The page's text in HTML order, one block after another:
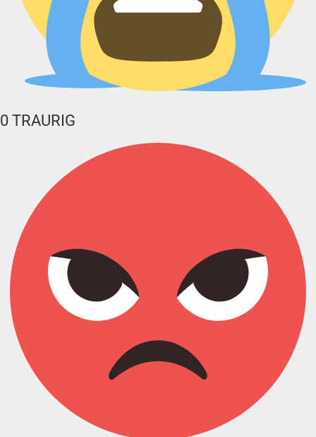
0 TRAURIG